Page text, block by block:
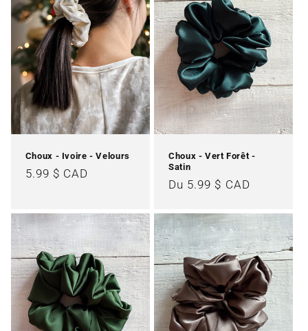
t
i
o
n
:
Choux - Ivoire - Velours
Prix
5.99 $ CAD
Choux - Vert Forêt -
Satin
Prix
Du 5.99 $ CAD